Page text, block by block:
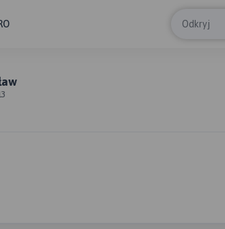
Odkryj